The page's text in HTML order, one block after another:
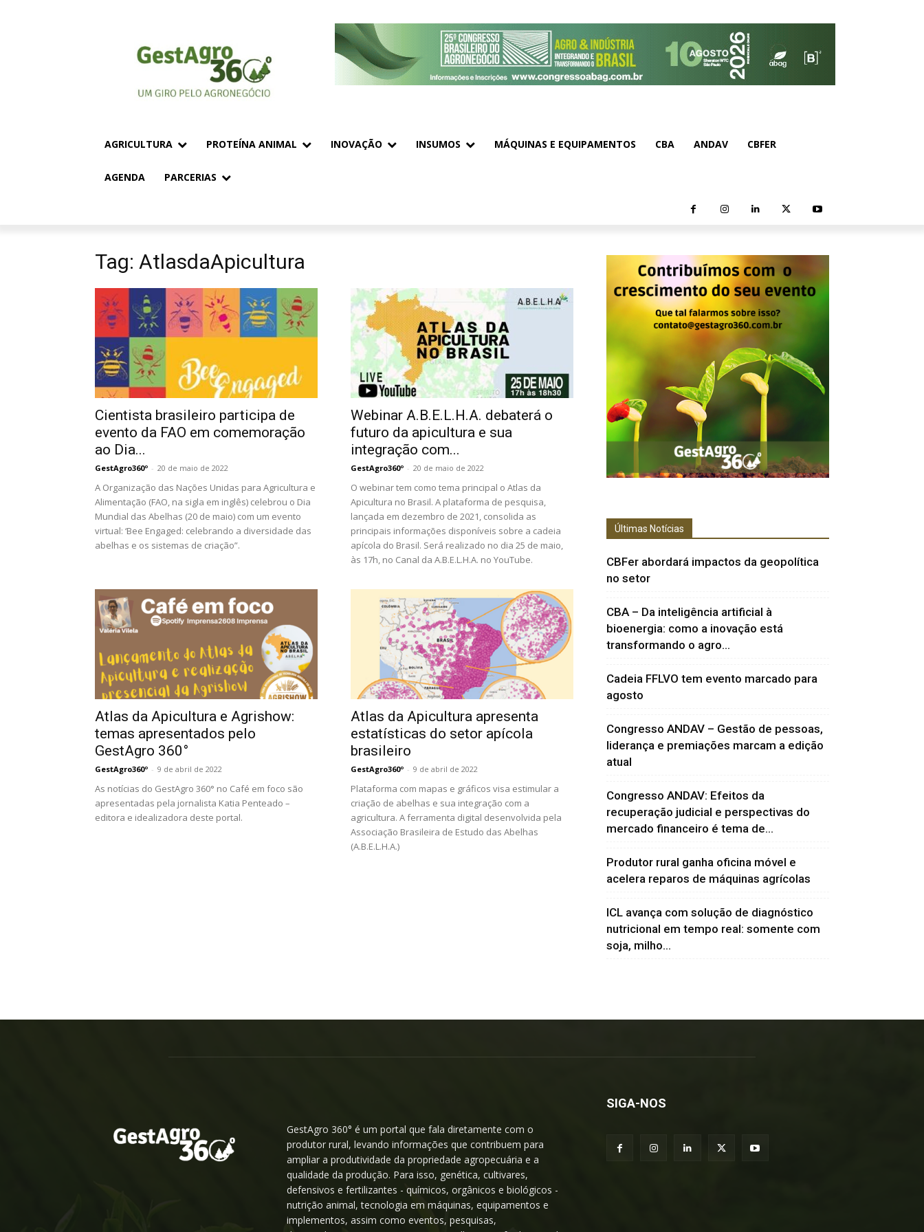
AGRICULTURA PROTEÍNA ANIMAL INOVAÇÃO INSUMOS MÁQUINAS E EQUIPAMENTOS CBA ANDAV CBFER
AGENDA PARCERIAS
Tag: AtlasdaApicultura
Cientista brasileiro participa de
evento da FAO em comemoração
ao Dia...
GestAgro360º - 20 de maio de 2022
A Organização das Nações Unidas para Agricultura e
Alimentação (FAO, na sigla em inglês) celebrou o Dia
Mundial das Abelhas (20 de maio) com um evento
virtual: ‘Bee Engaged: celebrando a diversidade das
abelhas e os sistemas de criação”.
Webinar A.B.E.L.H.A. debaterá o
futuro da apicultura e sua
integração com...
GestAgro360º - 20 de maio de 2022
O webinar tem como tema principal o Atlas da
Apicultura no Brasil. A plataforma de pesquisa,
lançada em dezembro de 2021, consolida as
principais informações disponíveis sobre a cadeia
apícola do Brasil. Será realizado no dia 25 de maio,
às 17h, no Canal da A.B.E.L.H.A. no YouTube.
Atlas da Apicultura e Agrishow:
temas apresentados pelo
GestAgro 360°
GestAgro360º - 9 de abril de 2022
As notícias do GestAgro 360° no Café em foco são
apresentadas pela jornalista Katia Penteado –
editora e idealizadora deste portal.
Atlas da Apicultura apresenta
estatísticas do setor apícola
brasileiro
GestAgro360º - 9 de abril de 2022
Plataforma com mapas e gráficos visa estimular a
criação de abelhas e sua integração com a
agricultura. A ferramenta digital desenvolvida pela
Associação Brasileira de Estudo das Abelhas
(A.B.E.L.H.A.)
Últimas Notícias
CBFer abordará impactos da geopolítica
no setor
CBA – Da inteligência artificial à
bioenergia: como a inovação está
transformando o agro...
Cadeia FFLVO tem evento marcado para
agosto
Congresso ANDAV – Gestão de pessoas,
liderança e premiações marcam a edição
atual
Congresso ANDAV: Efeitos da
recuperação judicial e perspectivas do
mercado financeiro é tema de...
Produtor rural ganha oficina móvel e
acelera reparos de máquinas agrícolas
ICL avança com solução de diagnóstico
nutricional em tempo real: somente com
soja, milho...
GestAgro 360° é um portal que fala diretamente com o
produtor rural, levando informações que contribuem para
ampliar a produtividade da propriedade agropecuária e a
qualidade da produção. Para isso, genética, cultivares,
defensivos e fertilizantes - químicos, orgânicos e biológicos -
nutrição animal, tecnologia em máquinas, equipamentos e
implementos, assim como eventos, pesquisas,
SIGA-NOS